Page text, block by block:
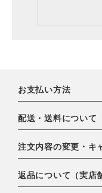
お支払い方法
下記お支払い方法より
・クレジットカード
EXPRESS,Diners Club
・amazonペイメント
・楽天ペイ
・PayPay
配送・送料について
配達業者：日本郵便
北海道：1,400円
注文内容の変更・キ
ご注文日当日から翌日
ンセルは可能です。
返品について（実店